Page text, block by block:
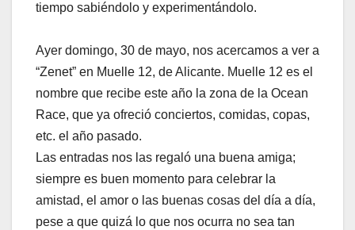
tiempo sabiéndolo y experimentándolo.
Ayer domingo, 30 de mayo, nos acercamos a ver a
“Zenet” en Muelle 12, de Alicante. Muelle 12 es el
nombre que recibe este año la zona de la Ocean
Race, que ya ofreció conciertos, comidas, copas,
etc. el año pasado.
Las entradas nos las regaló una buena amiga;
siempre es buen momento para celebrar la
amistad, el amor o las buenas cosas del día a día,
pese a que quizá lo que nos ocurra no sea tan